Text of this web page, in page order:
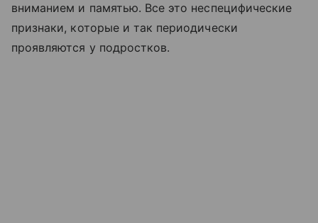
вниманием и памятью. Все это неспецифические
признаки, которые и так периодически
проявляются у подростков.